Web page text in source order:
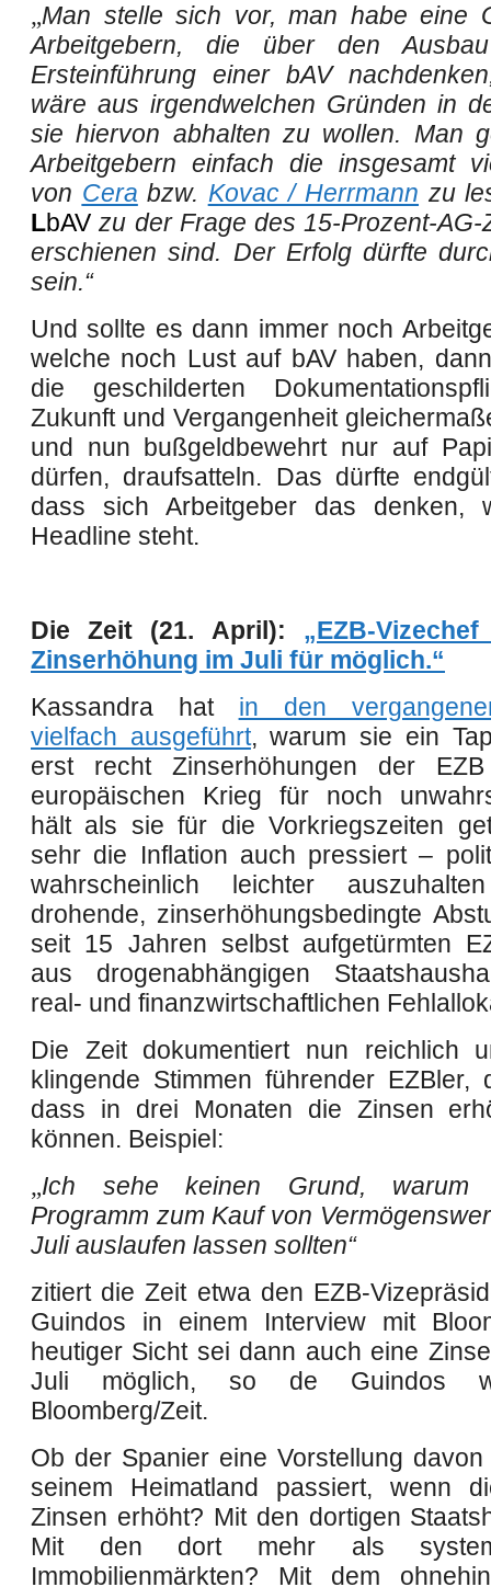
„Man stelle sich vor, man habe eine
Arbeitgebern, die über den
Ersteinführung einer bAV
wäre aus irgendwelchen Gründen in
sie hiervon abhalten zu wollen. Man
Arbeitgebern einfach die insgesamt
von Cera bzw. Kovac / Herrmann zu
LbAVzu der Frage des 15-Prozent-AG-
erschienen sind. Der Erfolg dürfte
sein.“
Und sollte es dann immer noch
welche noch Lust auf bAV haben,
die geschilderten
Zukunft und Vergangenheit
und nun bußgeldbewehrt nur auf
dürfen, draufsatteln. Das dürfte
dass sich Arbeitgeber das denken,
Headline steht.
Die Zeit (21. April): „EZB-
Zinserhöhung im Juli für möglich.“
Kassandra hat in den
vielfach ausgeführt, warum sie ein
erst recht Zinserhöhungen der
europäischen Krieg für noch
hält als sie für die Vorkriegszeiten
sehr die Inflation auch pressiert –
wahrscheinlich leichter
drohende, zinserhöhungsbedingte
seit 15 Jahren selbst aufgetürmten
aus drogenabhängigen
real- und finanzwirtschaftlichen
Die Zeit dokumentiert nun reichlich
klingende Stimmen führender EZBler,
dass in drei Monaten die Zinsen
können. Beispiel:
„Ich sehe keinen Grund, warum
Programm zum Kauf von
Juli auslaufen lassen sollten“
zitiert die Zeit etwa den EZB-
Guindos in einem Interview mit
heutiger Sicht sei dann auch eine
Juli möglich, so de Guindos
Bloomberg/Zeit.
Ob der Spanier eine Vorstellung
seinem Heimatland passiert, wenn
Zinsen erhöht? Mit den dortigen
Mit den dort mehr als
Immobilienmärkten? Mit dem